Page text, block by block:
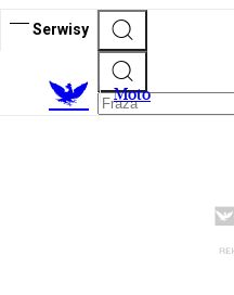
Serwisy
Moto